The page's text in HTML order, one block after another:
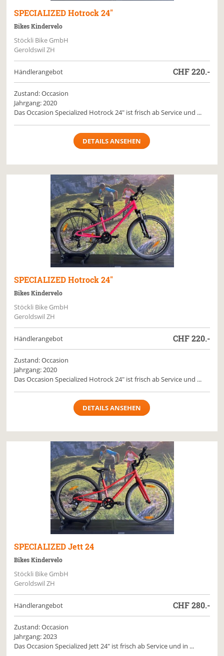
SPECIALIZED Hotrock 24"
Bikes Kindervelo
Stöckli Bike GmbH
Geroldswil ZH
Händlerangebot CHF220.-
Zustand: Occasion
Jahrgang: 2020
Das Occasion Specialized Hotrock 24" ist frisch ab Service und ...
DETAILS ANSEHEN
SPECIALIZED Hotrock 24"
Bikes Kindervelo
Stöckli Bike GmbH
Geroldswil ZH
Händlerangebot CHF220.-
Zustand: Occasion
Jahrgang: 2020
Das Occasion Specialized Hotrock 24" ist frisch ab Service und ...
DETAILS ANSEHEN
SPECIALIZED Jett 24
Bikes Kindervelo
Stöckli Bike GmbH
Geroldswil ZH
Händlerangebot CHF280.-
Zustand: Occasion
Jahrgang: 2023
Das Occasion Specialized Jett 24" ist frisch ab Service und in ...